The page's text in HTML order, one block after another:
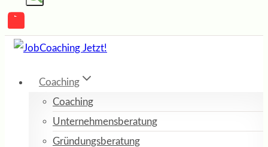
Coaching
Coaching
Unternehmensberatung
Gründungsberatung